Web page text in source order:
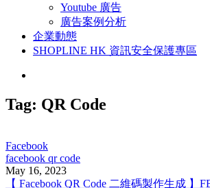
Youtube 廣告
廣告案例分析
企業動態
SHOPLINE HK 資訊安全保護專區
Tag: QR Code
Facebook
facebook qr code
May 16, 2023
【 Facebook QR Code 二維碼製作生成 】